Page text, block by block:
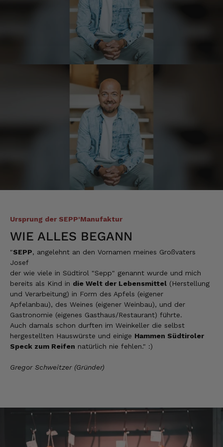
Ursprung der SEPP'Manufaktur
WIE ALLES BEGANN
"SEPP, angelehnt an den Vornamen meines Großvaters
Josef
der wie viele in Südtirol "Sepp" genannt wurde und mich
bereits als Kind in die Welt der Lebensmittel (Herstellung
und Verarbeitung) in Form des Apfels (eigener
Apfelanbau), des Weines (eigener Weinbau), und der
Gastronomie (eigenes Gasthaus/Restaurant) führte.
Auch damals schon durften im Weinkeller die selbst
hergestellten Hauswürste und einige Hammen Südtiroler
Speck zum Reifen natürlich nie fehlen." :)
Gregor Schweitzer (Gründer)
Verifizierter Kunde
Schnelle Lieferung.Sehr zufrieden.Danke.
Verifizierter Kunde
Lecker Probierpaket, schnelle Lieferung. Top
Kerstin
Verifizierter Kunde
Die Produkte finde ich immer wieder sehr
gut, Bestelle sie wieder 😋
Verifizierter Kunde
Der Schinken ist unser Favorit. Einfach
Ulrich Karl
Verifizierter Kunde
1 A Qualität, preiswert und schnell. Gern
Top Ware. Top Lieferung. Immer wieder👍